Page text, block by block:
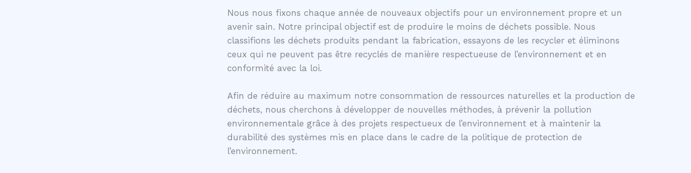
Nous nous fixons chaque année de nouveaux objectifs pour un environnement propre et un
avenir sain. Notre principal objectif est de produire le moins de déchets possible. Nous
classifions les déchets produits pendant la fabrication, essayons de les recycler et éliminons
ceux qui ne peuvent pas être recyclés de manière respectueuse de l’environnement et en
conformité avec la loi.
Afin de réduire au maximum notre consommation de ressources naturelles et la production de
déchets, nous cherchons à développer de nouvelles méthodes, à prévenir la pollution
environnementale grâce à des projets respectueux de l’environnement et à maintenir la
durabilité des systèmes mis en place dans le cadre de la politique de protection de
l’environnement.